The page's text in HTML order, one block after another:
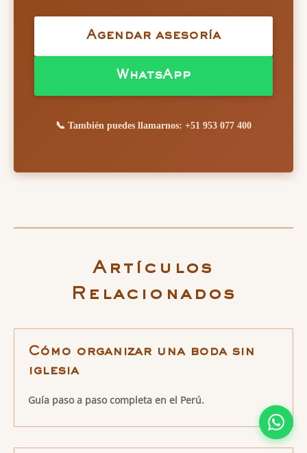
Agendar asesoría
WhatsApp
📞 También puedes llamarnos: +51 953 077 400
Artículos
Relacionados
Cómo organizar una boda sin
iglesia
Guía paso a paso completa en el Perú.